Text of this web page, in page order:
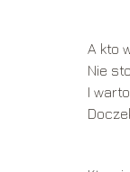
A kto
Nie
I